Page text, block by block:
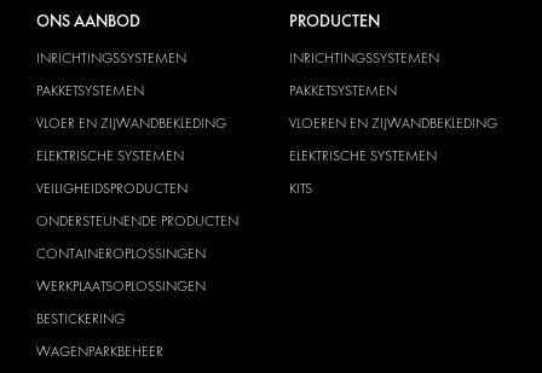
ONS AANBOD
INRICHTINGSSYSTEMEN
PAKKETSYSTEMEN
VLOER EN ZIJWANDBEKLEDING
ELEKTRISCHE SYSTEMEN
VEILIGHEIDSPRODUCTEN
ONDERSTEUNENDE PRODUCTEN
CONTAINEROPLOSSINGEN
WERKPLAATSOPLOSSINGEN
BESTICKERING
WAGENPARKBEHEER
PRODUCTEN
INRICHTINGSSYSTEMEN
PAKKETSYSTEMEN
VLOEREN EN ZIJWANDBEKLEDING
ELEKTRISCHE SYSTEMEN
KITS